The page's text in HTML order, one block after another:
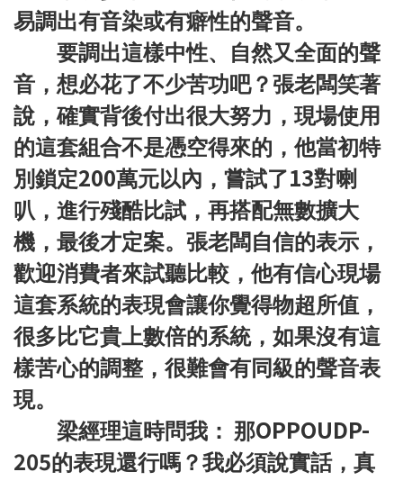
易調出有音染或有癖性的聲音。
要調出這樣中性、自然又全面的聲
音，想必花了不少苦功吧？張老闆笑著
說，確實背後付出很大努力，現場使用
的這套組合不是憑空得來的，他當初特
別鎖定200萬元以內，嘗試了13對喇
叭，進行殘酷比試，再搭配無數擴大
機，最後才定案。張老闆自信的表示，
歡迎消費者來試聽比較，他有信心現場
這套系統的表現會讓你覺得物超所值，
很多比它貴上數倍的系統，如果沒有這
樣苦心的調整，很難會有同級的聲音表
現。
梁經理這時問我： 那OPPOUDP-
205的表現還行嗎？我必須說實話，真